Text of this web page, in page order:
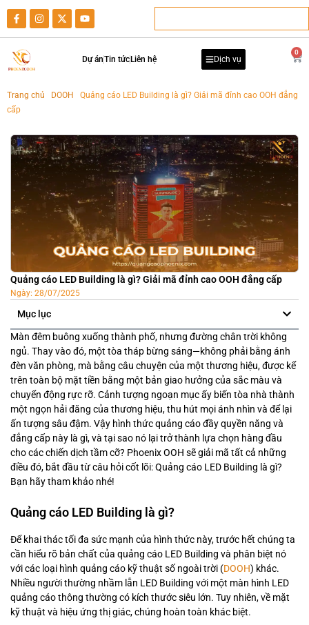
Dự ánTin tức Liên hệ Dịch vụ
0
Trang chủ DOOH
Quảng cáo LED Building là gì? Giải mã đỉnh cao OOH đẳng
cấp
Quảng cáo LED Building là gì? Giải mã đỉnh cao OOH đẳng cấp
Ngày: 28/07/2025
Mục lục
Màn đêm buông xuống thành phố, nhưng đường chân trời không
ngủ. Thay vào đó, một tòa tháp bừng sáng—không phải bằng ánh
đèn văn phòng, mà bằng câu chuyện của một thương hiệu, được kể
trên toàn bộ mặt tiền bằng một bản giao hưởng của sắc màu và
chuyển động rực rỡ. Cảnh tượng ngoạn mục ấy biến tòa nhà thành
một ngọn hải đăng của thương hiệu, thu hút mọi ánh nhìn và để lại
ấn tượng sâu đậm. Vậy hình thức quảng cáo đầy quyền năng và
đẳng cấp này là gì, và tại sao nó lại trở thành lựa chọn hàng đầu
cho các chiến dịch tầm cỡ? Phoenix OOH sẽ giải mã tất cả những
điều đó, bắt đầu từ câu hỏi cốt lõi: Quảng cáo LED Building là gì?
Bạn hãy tham khảo nhé!
Quảng cáo LED Building là gì?
Để khai thác tối đa sức mạnh của hình thức này, trước hết chúng ta
cần hiểu rõ bản chất của quảng cáo LED Building và phân biệt nó
với các loại hình quảng cáo kỹ thuật số ngoài trời (DOOH) khác.
Nhiều người thường nhầm lẫn LED Building với một màn hình LED
quảng cáo thông thường có kích thước siêu lớn. Tuy nhiên, về mặt
kỹ thuật và hiệu ứng thị giác, chúng hoàn toàn khác biệt.